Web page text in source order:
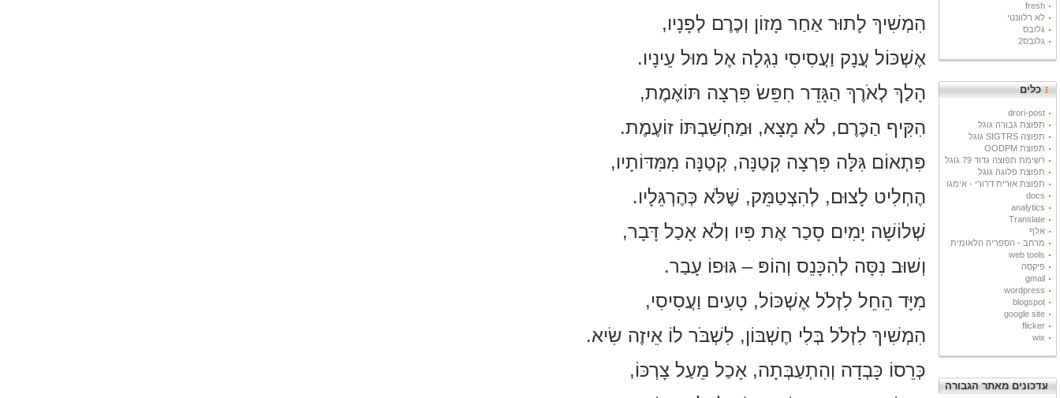
fresh
לא רלוונטי
גלובס
גלובס2
כלים
drori-post
תפוצת גבורה גוגל
תפוצה SIGTRS גוגל
תפוצת OODPM
רשימת תפוצה גדוד 79 גוגל
תפוצת פלוגה גוגל
תפוצת אורית דרורי - אימגו
docs
analytics
Translate
אלף
מרחב - הספריה הלאומית
web tools
פיקסה
gmail
wordpress
blogspot
google site
flicker
wix
עדכונים מאתר הגבורה
הִמְשִׁיךְ לָתוּר אַחַר מָזוֹן וְכֶרֶם לְפָנָיו,
אֶשְׁכּוֹל עֲנָק וַעֲסִיסִי נִגְלָה אֶל מוּל עֵינָיו.
הָלַךְ לְאֹרֶךְ הַגָּדֵר חִפֵּשׂ פִּרְצָה תּוֹאֶמֶת,
הִקִּיף הַכֶּרֶם, לֹא מָצָא, וּמַחְשַׁבְתּוֹ זוֹעֶמֶת.
פִּתְאוֹם גִּלָּה פִּרְצָה קְטַנָּה, קְטַנָּה מִמִּדּוֹתָיו,
הֶחְלִיט לָצוּם, לְהִצְטַמֵּק, שֶׁלֹּא כְּהֶרְגֵּלָיו.
שְׁלוֹשָׁה יָמִים סָכַר אֶת פִּיו וְלֹא אָכַל דָּבָר,
וְשׁוּב נִסָּה לְהִכָּנֵס וְהוֹפּ – גּוּפוֹ עָבַר.
מִיָּד הֵחֵל לִזְלֹל אֶשְׁכּוֹל, טָעִים וַעֲסִיסִי,
הִמְשִׁיךְ לִזְלֹל בְּלִי חֶשְׁבּוֹן, לִשְׁבֹּר לוֹ אֵיזֶה שִׂיא.
כְּרֵסוֹ כָּבְדָה וְהִתְעַבְּתָה, אָכַל מֵעַל צָרְכּוֹ,